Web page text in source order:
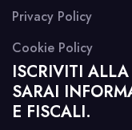
Privacy Policy
Cookie Policy
ISCRIVITI
SARAI
E FISCALI.